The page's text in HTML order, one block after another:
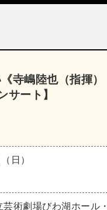
寺嶋陸也（指揮）
サート】
日）
芸術劇場びわ湖ホール